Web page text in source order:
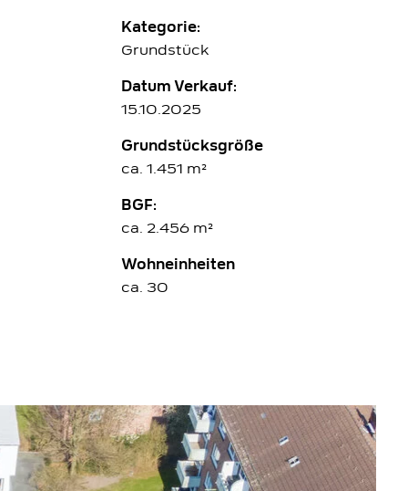
Kategorie:
Grundstück
Datum Verkauf:
15.10.2025
Grundstücksgröße
ca. 1.451 m²
BGF:
ca. 2.456 m²
Wohneinheiten
ca. 30